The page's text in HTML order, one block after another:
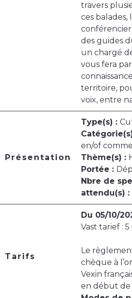
travers
ces balades,
des guides
un chargé
vous fera
territoire,
voix, entre
Présentation
Type(s) :
en/of
Thème(s) :
Portée :
Nbre de
attendu(s) :
Tarifs
Du 05/10/
Vast tarief : 5
Le
chèque à
Vexin
en début de